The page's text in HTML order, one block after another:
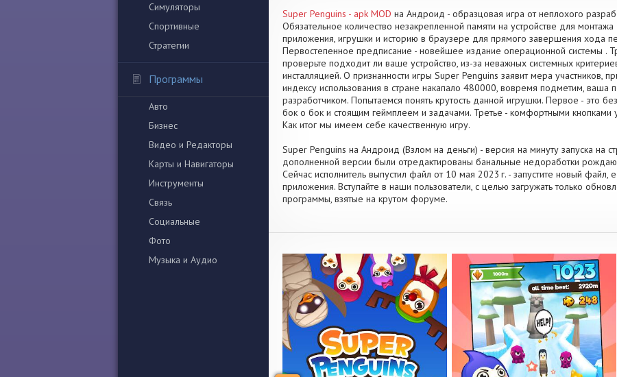
Симуляторы
Спортивные
Стратегии
Программы
Авто
Бизнес
Видео и Редакторы
Карты и Навигаторы
Инструменты
Связь
Социальные
Фото
Музыка и Аудио
Super Penguins - apk MOD на Андроид - образцовая игра от неплохого
Обязательное количество незакрепленной памяти на устройстве для
приложения, игрушки и историю в браузере для прямого завершения хода
Первостепенное предписание - новейшее издание операционной системы .
проверьте подходит ли ваше устройство, из-за неважных системных
инсталляцией. О признанности игры Super Penguins заявит мера участников,
индексу использования в стране накапало 480000, вовремя подметим, ваша
разработчиком. Попытаемся понять крутость данной игрушки. Первое - это
бок о бок и стоящим геймплеем и задачами. Третье - комфортными кнопками
Как итог мы имеем себе качественную игру.
Super Penguins на Андроид (Взлом на деньги) - версия на минуту запуска на
дополненной версии были отредактированы банальные недоработки
Сейчас исполнитель выпустил файл от 10 мая 2023 г. - запустите новый
приложения. Вступайте в наши пользователи, с целью загружать только
программы, взятые на крутом форуме.